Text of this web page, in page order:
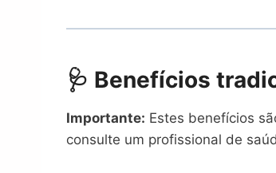
🩺 Benefícios
Importante: Estes benefícios
consulte um profissional de